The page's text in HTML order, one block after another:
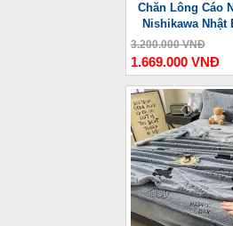
Chăn Lông Cáo
Nishikawa Nhật
3.200.000 VNĐ
1.669.000 VNĐ